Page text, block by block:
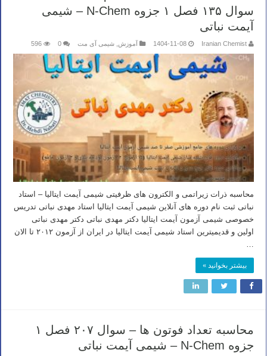
سوال ۱۳۵ فصل ۱ جزوه N-Chem – شیمی
آیمت نباتی
Iranian Chemist
1404-11-08 آموزش شیمی آی مت 0
596
محاسبه ذرات زیراتمی و الکترون های ظرفیتی شیمی آیمت ایتالیا – استاد
نباتی ثبت نام دوره های آنلاین شیمی آیمت ایتالیا استاد مهدی نباتی تدریس
خصوصی شیمی آزمون آیمت ایتالیا دکتر مهدی نباتی دکتر مهدی نباتی
اولین و قدیمیترین استاد شیمی آیمت ایتالیا در ایران از آزمون ۲۰۱۲ تا الان
بیشتر بخوانید »
محاسبه تعداد فوتون ها – سوال ۲۰۷ فصل ۱
جزوه N-Chem – شیمی آیمت نباتی